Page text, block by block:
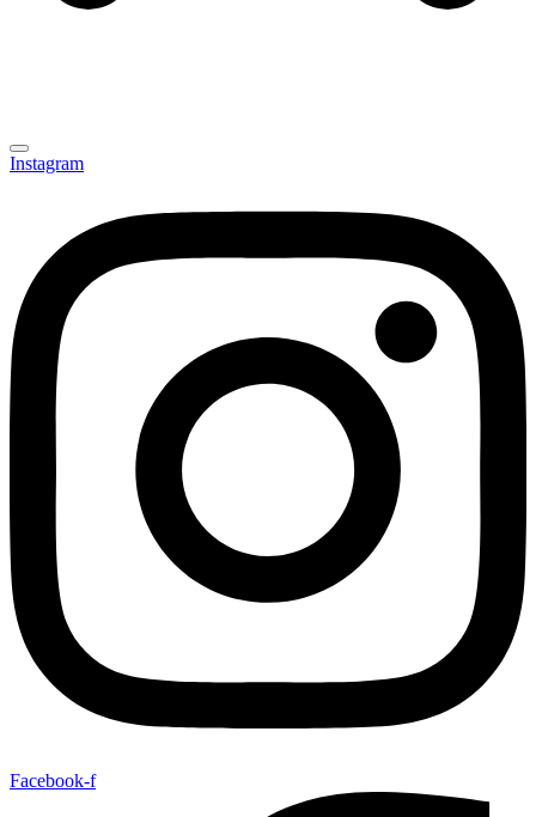
Instagram
Facebook-f